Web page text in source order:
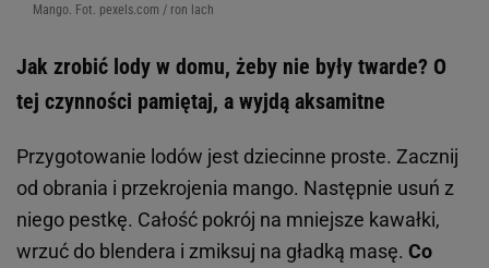
Mango. Fot. pexels.com / ron lach
Jak zrobić lody w domu, żeby nie były twarde? O
tej czynności pamiętaj, a wyjdą aksamitne
Przygotowanie lodów jest dziecinne proste. Zacznij
od obrania i przekrojenia mango. Następnie usuń z
niego pestkę. Całość pokrój na mniejsze kawałki,
wrzuć do blendera i zmiksuj na gładką masę. Co